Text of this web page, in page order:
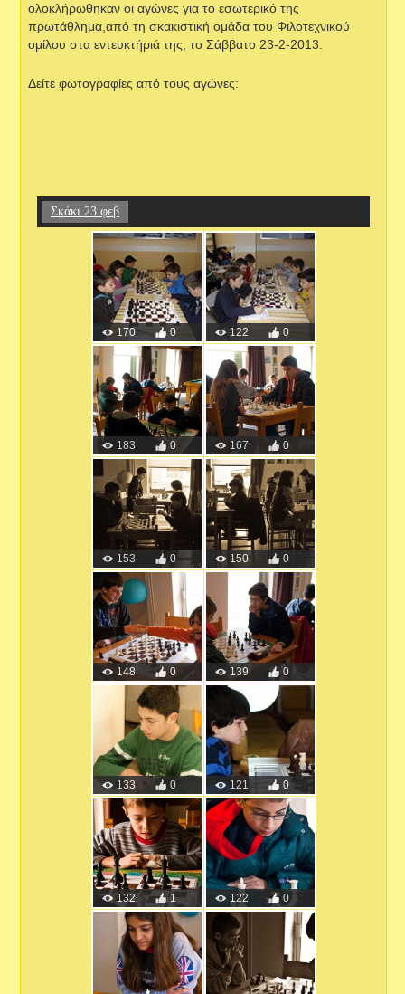
ολοκλήρωθηκαν οι αγώνες για το εσωτερικό της
πρωτάθλημα,από τη σκακιστική ομάδα του Φιλοτεχνικού
ομίλου στα εντευκτήριά της, το Σάββατο 23-2-2013.
Δείτε φωτογραφίες από τους αγώνες:
Σκάκι 23 φεβ
170 0 122 0
183 0 167 0
153 0 150 0
148 0 139 0
133 0 121 0
132 1 122 0